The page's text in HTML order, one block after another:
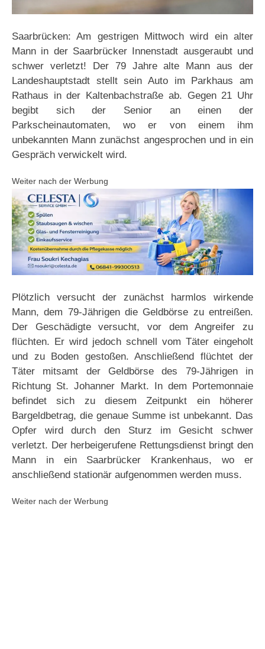
Saarbrücken: Am gestrigen Mittwoch wird ein alter
Mann in der Saarbrücker Innenstadt ausgeraubt und
schwer verletzt! Der 79 Jahre alte Mann aus der
Landeshauptstadt stellt sein Auto im Parkhaus am
Rathaus in der Kaltenbachstraße ab. Gegen 21 Uhr
begibt sich der Senior an einen der
Parkscheinautomaten, wo er von einem ihm
unbekannten Mann zunächst angesprochen und in ein
Gespräch verwickelt wird.
Weiter nach der Werbung
Plötzlich versucht der zunächst harmlos wirkende
Mann, dem 79-Jährigen die Geldbörse zu entreißen.
Der Geschädigte versucht, vor dem Angreifer zu
flüchten. Er wird jedoch schnell vom Täter eingeholt
und zu Boden gestoßen. Anschließend flüchtet der
Täter mitsamt der Geldbörse des 79-Jährigen in
Richtung St. Johanner Markt. In dem Portemonnaie
befindet sich zu diesem Zeitpunkt ein höherer
Bargeldbetrag, die genaue Summe ist unbekannt. Das
Opfer wird durch den Sturz im Gesicht schwer
verletzt. Der herbeigerufene Rettungsdienst bringt den
Mann in ein Saarbrücker Krankenhaus, wo er
anschließend stationär aufgenommen werden muss.
Weiter nach der Werbung